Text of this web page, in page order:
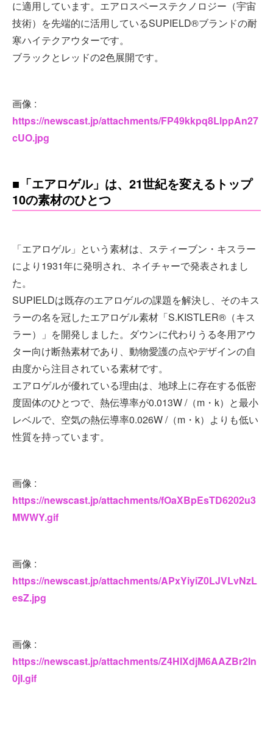
に適用しています。エアロスペーステクノロジー（宇宙
技術）を先端的に活用しているSUPIELD®ブランドの耐
寒ハイテクアウターです。
ブラックとレッドの2色展開です。
画像 :
https://newscast.jp/attachments/FP49kkpq8LlppAn27
cUO.jpg
■「エアロゲル」は、21世紀を変えるトップ
10の素材のひとつ
「エアロゲル」という素材は、スティーブン・キスラー
により1931年に発明され、ネイチャーで発表されまし
た。
SUPIELDは既存のエアロゲルの課題を解決し、そのキス
ラーの名を冠したエアロゲル素材「S.KISTLER®（キス
ラー）」を開発しました。ダウンに代わりうる冬用アウ
ター向け断熱素材であり、動物愛護の点やデザインの自
由度から注目されている素材です。
エアロゲルが優れている理由は、地球上に存在する低密
度固体のひとつで、熱伝導率が0.013W /（m・k）と最小
レベルで、空気の熱伝導率0.026W /（m・k）よりも低い
性質を持っています。
画像 :
https://newscast.jp/attachments/fOaXBpEsTD6202u3
MWWY.gif
画像 :
https://newscast.jp/attachments/APxYiyiZ0LJVLvNzL
esZ.jpg
画像 :
https://newscast.jp/attachments/Z4HlXdjM6AAZBr2In
0jI.gif